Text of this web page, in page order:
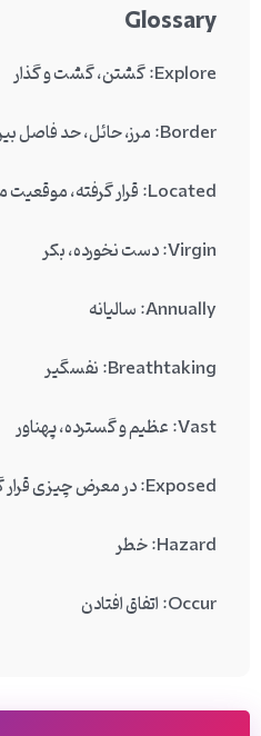
Glossary
Explore: گشتن، گشت و گذار
Border: مرز، حائل، حد فاصل بین دو شهر یا کشور
Located: قرار گرفته، موقعیت مکانی
Virgin: دست نخورده، بکر
Annually: سالیانه
Breathtaking: نفسگیر
Vast: عظیم و گسترده، پهناور
Exposed: در معرض چیزی قرار گرفتن
Hazard: خطر
Occur: اتفاق افتادن